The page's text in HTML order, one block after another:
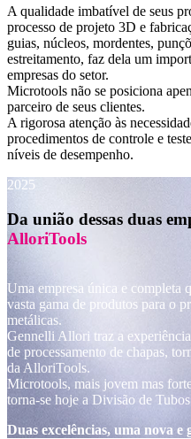
A qualidade imbatível de seus
processo de projeto 3D e
guias, núcleos, mordentes,
estreitamento, faz dela um
empresas do setor.
Microtools não se posiciona
parceiro de seus clientes.
A rigorosa atenção às
procedimentos de controle e
níveis de desempenho.
2025
Da união dessas duas
AlloriTools
Uma empresa única e completa
vasta gama de produtos para o
metálicas.
Gennelli Allori traz a
de processamento de chapas,
da AlloriTools.
Microtools, mais jovem mas
torna-se hoje a Divisão de
Duas excelências, uma nova e